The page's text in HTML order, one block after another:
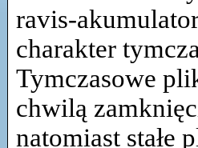
ravis-
charakter
Tymczasowe
chwilą
natomiast stałe